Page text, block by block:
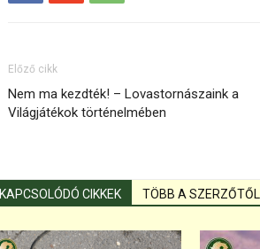
Előző cikk
Nem ma kezdték! – Lovastornászaink a
Világjátékok történelmében
KAPCSOLÓDÓ CIKKEK TÖBB A SZERZŐTŐL